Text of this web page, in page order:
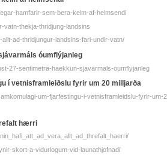
hamfarir-sem-bera-keim-af-heimsendi
vatn-thekja-thridjung-landsins
ad-thridjungur-landsins-fari-undir-vatn/
óumflýjanleg
27-sentimetra-haekkun-sjavarmals-oumflyjanleg
í vetnisframleiðslu fyrir um 20 milljarða
um-fjarfestingu-i-vetnisframleidslu-fyrir-um-
hærri
skort-a-vidurlogum-vid-launathjofnadi